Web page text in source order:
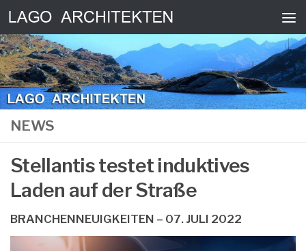
Zum Inhalt springen
NEWS
Stellantis testet induktives
Laden auf der Straße
BRANCHENNEUIGKEITEN – 07. JULI 2022